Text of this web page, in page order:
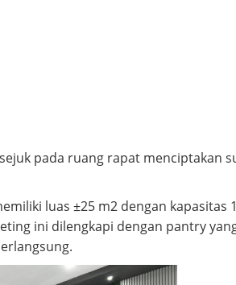
pada ruang rapat menciptakan
luas ±25 m2 dengan
ini dilengkapi dengan pantry